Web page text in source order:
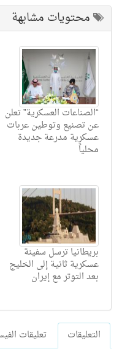
محتويات مشابهة
“الصناعات العسكرية” تعلن
عن تصنيع وتوطين عربات
عسكرية مدرعة جديدة
محلياً
بريطانيا ترسل سفينة
عسكرية ثانية إلى الخليج
بعد التوتر مع إيران
التعليقات تعليقات